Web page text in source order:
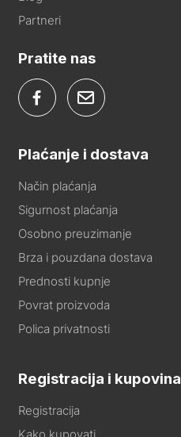
Partneri
Pratite nas
Plaćanje i dostava
Način plaćanja
Sigurnost plaćanja
Osobno preuzimanje
Brza i pouzdana dostava
Prednosti kupnje
Povrat proizvoda
Polica privatnosti
Registracija i kupovina
Registracija